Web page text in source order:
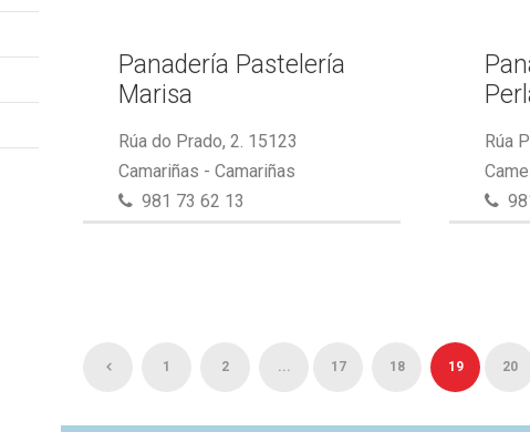
Panadería Pastelería
Marisa
Rúa do Prado, 2. 15123
Camariñas - Camariñas
981 73 62 13
Rúa
1 2 ... 17 18 19 20